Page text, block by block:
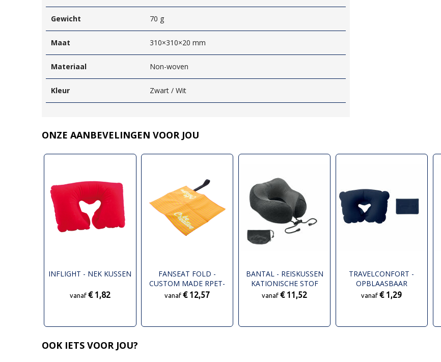
Gewicht 70 g
Maat 310×310×20 mm
Materiaal Non-woven
Kleur Zwart / Wit
ONZE AANBEVELINGEN VOOR JOU
INFLIGHT - NEK KUSSEN
vanaf € 1,82
FANSEAT FOLD -
CUSTOM MADE RPET-
KUSSEN
vanaf€ 12,57
BANTAL - REISKUSSEN
KATIONISCHE STOF
vanaf€ 11,52
TRAVELCONFORT -
OPBLAASBAAR
REISKUSSEN
vanaf€ 1,29
OOK IETS VOOR JOU?